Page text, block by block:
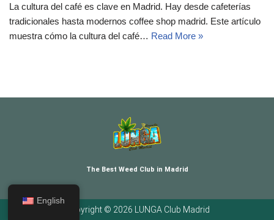
La cultura del café es clave en Madrid. Hay desde cafeterías
tradicionales hasta modernos coffee shop madrid. Este artículo
muestra cómo la cultura del café… Read More »
The Best Weed Club in Madrid
Copyright © 2026 LUNGA Club Madrid
English